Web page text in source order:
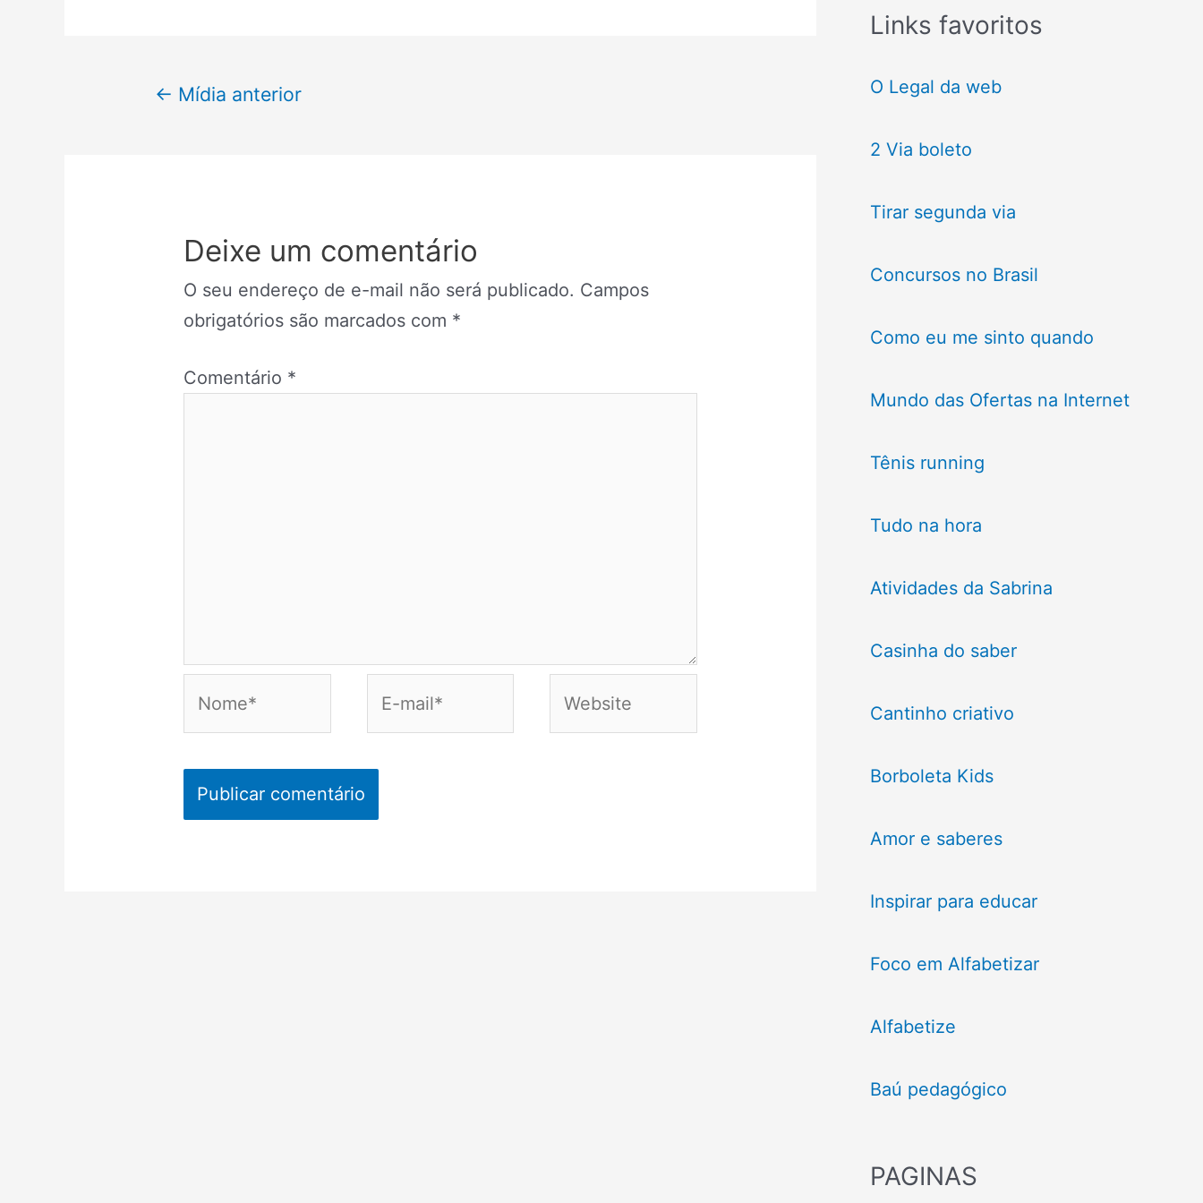
Navegação
← Mídia anterior
Deixe um comentário
O seu endereço de e-mail não será publicado. Campos
obrigatórios são marcados com *
Comentário *
Links favoritos
O Legal da web
2 Via boleto
Tirar segunda via
Concursos no Brasil
Como eu me sinto quando
Mundo das Ofertas na Internet
Tênis running
Tudo na hora
Atividades da Sabrina
Casinha do saber
Cantinho criativo
Borboleta Kids
Amor e saberes
Inspirar para educar
Foco em Alfabetizar
Alfabetize
Baú pedagógico
PAGINAS